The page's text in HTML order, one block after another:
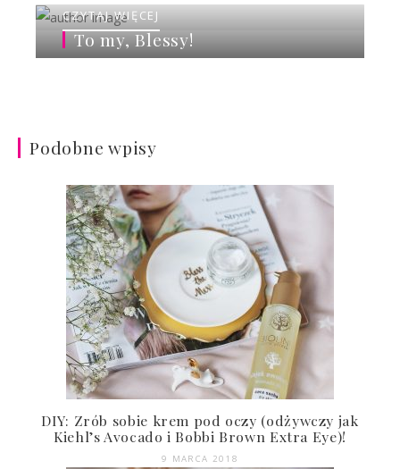
To my, Blessy!
CZYTAJ WIĘCEJ
Podobne wpisy
DIY: Zrób sobie krem pod oczy (odżywczy jak
Kiehl’s Avocado i Bobbi Brown Extra Eye)!
9 MARCA 2018